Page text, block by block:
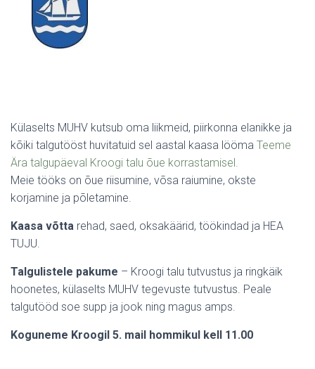
Külaselts MUHV kutsub oma liikmeid, piirkonna elanikke ja
kõiki talgutööst huvitatuid sel aastal kaasa lööma Teeme
Ära talgupäeval Kroogi talu õue korrastamisel.
Meie tööks on õue riisumine, võsa raiumine, okste
korjamine ja põletamine.
Kaasa võtta rehad, saed, oksakäärid, töökindad ja HEA
TUJU.
Talgulistele pakume – Kroogi talu tutvustus ja ringkäik
hoonetes, külaselts MUHV tegevuste tutvustus. Peale
talgutööd soe supp ja jook ning magus amps.
Koguneme Kroogil 5. mail hommikul kell 11.00